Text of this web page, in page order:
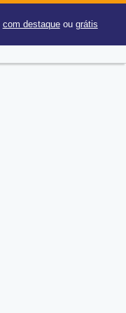
com destaqueou grátis